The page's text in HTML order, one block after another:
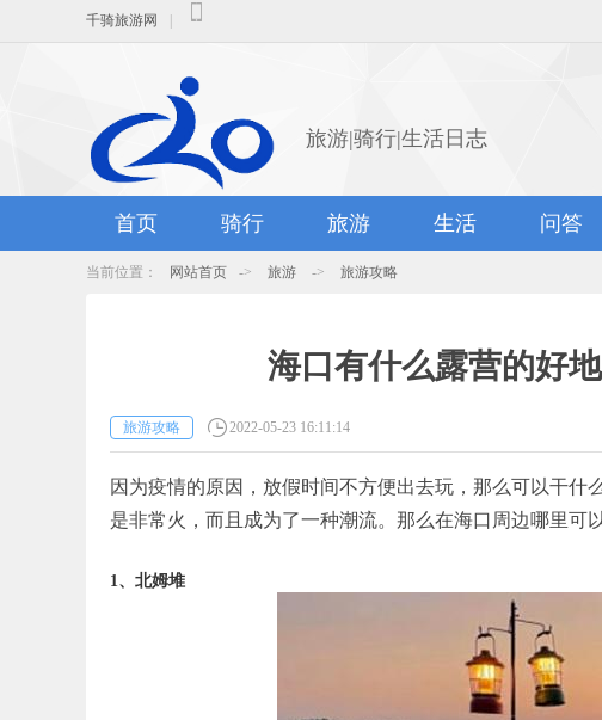
千骑旅游网
旅游|骑行|生活日志
首页 骑行 旅游 生活 问答
当前位置： 网站首页 -> 旅游 -> 旅游攻略
海口有什么露营的好
旅游攻略 2022-05-23 16:11:14
因为疫情的原因，放假时间不方便出去玩，那么可以干
是非常火，而且成为了一种潮流。那么在海口周边哪里可
1、北姆堆